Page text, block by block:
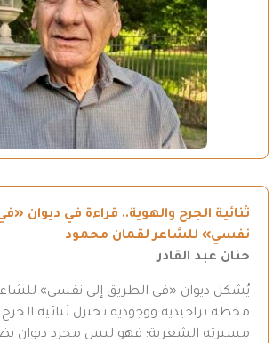
ثنائية الجرح والهوية.. قراءة في ديوان
نفسي» للشاعر لقمان محمود
حنان عبد القادر
يُشكل ديوان «في الطريق إلى نفسي»
محطة تراجيدية ووجودية تختزل ثنائية
مسيرته الشعرية؛ فهو ليس مجرد ديوان